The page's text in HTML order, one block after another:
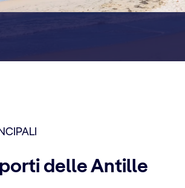
delle Antille